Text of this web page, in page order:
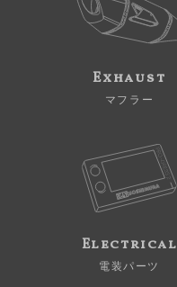
Exhaust
マフラー
Electrical
電装パーツ